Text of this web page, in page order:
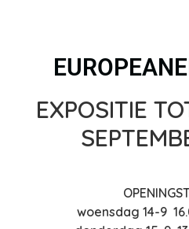
EXPOSITIE
woensdag 14-9